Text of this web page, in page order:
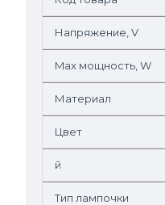
Напряжение, V
Max мощность, W
Материал
Цвет
й
Тип лампочки